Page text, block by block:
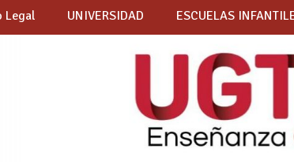
Legal UNIVERSIDAD ESCUELAS